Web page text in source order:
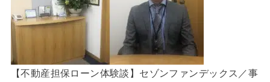
【不動産担保ローン体験談】セゾンファンデックス／事